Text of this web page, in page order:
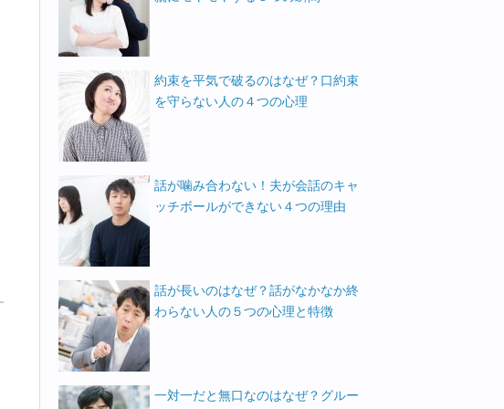
約束を平気で破るのはなぜ？口約束
を守らない人の４つの心理
話が噛み合わない！夫が会話のキャ
ッチボールができない４つの理由
話が長いのはなぜ？話がなかなか終
わらない人の５つの心理と特徴
一対一だと無口なのはなぜ？グルー